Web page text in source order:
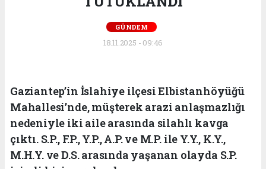
GÜNDEM
18.11.2025 - 09:46
Gaziantep’in İslahiye ilçesi Elbistanhöyüğü
Mahallesi’nde, müşterek arazi anlaşmazlığı
nedeniyle iki aile arasında silahlı kavga
çıktı. S.P., F.P., Y.P., A.P. ve M.P. ile Y.Y., K.Y.,
M.H.Y. ve D.S. arasında yaşanan olayda S.P.